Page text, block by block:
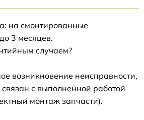
на смонтированные
3 месяцев.
случаем?
возникновение неисправности,
с выполненной работой
монтаж запчасти).